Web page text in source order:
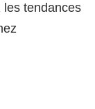
les tendances